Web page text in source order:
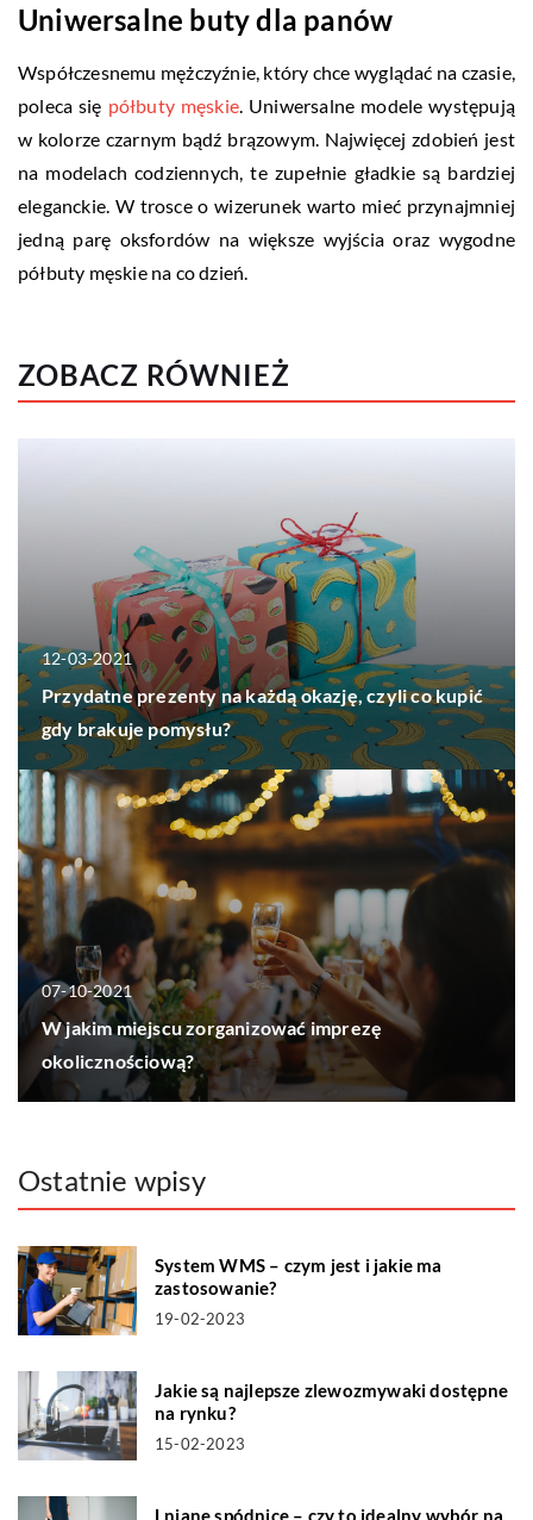
Uniwersalne buty dla panów
Współczesnemu mężczyźnie, który chce wyglądać na czasie,
poleca się półbuty męskie . Uniwersalne modele występują
w kolorze czarnym bądź brązowym. Najwięcej zdobień jest
na modelach codziennych, te zupełnie gładkie są bardziej
eleganckie. W trosce o wizerunek warto mieć przynajmniej
jedną parę oksfordów na większe wyjścia oraz wygodne
półbuty męskie na co dzień.
ZOBACZ RÓWNIEŻ
12-03-2021
Przydatne prezenty na każdą okazję, czyli co kupić
gdy brakuje pomysłu?
07-10-2021
W jakim miejscu zorganizować imprezę
okolicznościową?
Ostatnie wpisy
System WMS – czym jest i jakie ma
zastosowanie?
19-02-2023
Jakie są najlepsze zlewozmywaki dostępne
na rynku?
15-02-2023
Lniane spódnice – czy to idealny wybór na